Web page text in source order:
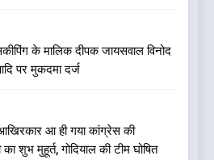
के मालिक दीपक जायसवाल विनोद
पर मुकदमा दर्ज
आ ही गया कांग्रेस की
का शुभ मुहूर्त, गोदियाल की टीम घोषित
खबर:16 करोड़ के पुल मामले में